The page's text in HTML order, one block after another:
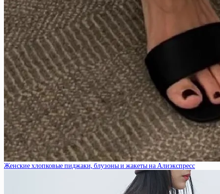
Женские хлопковые пиджаки, блузоны и жакеты на Алиэкспресс